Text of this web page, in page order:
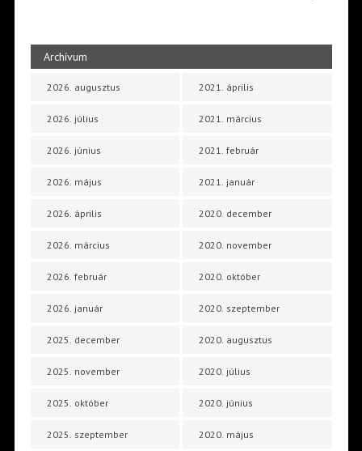
Archívum
2026. augusztus
2026. július
2026. június
2026. május
2026. április
2026. március
2026. február
2026. január
2025. december
2025. november
2025. október
2025. szeptember
2021. április
2021. március
2021. február
2021. január
2020. december
2020. november
2020. október
2020. szeptember
2020. augusztus
2020. július
2020. június
2020. május